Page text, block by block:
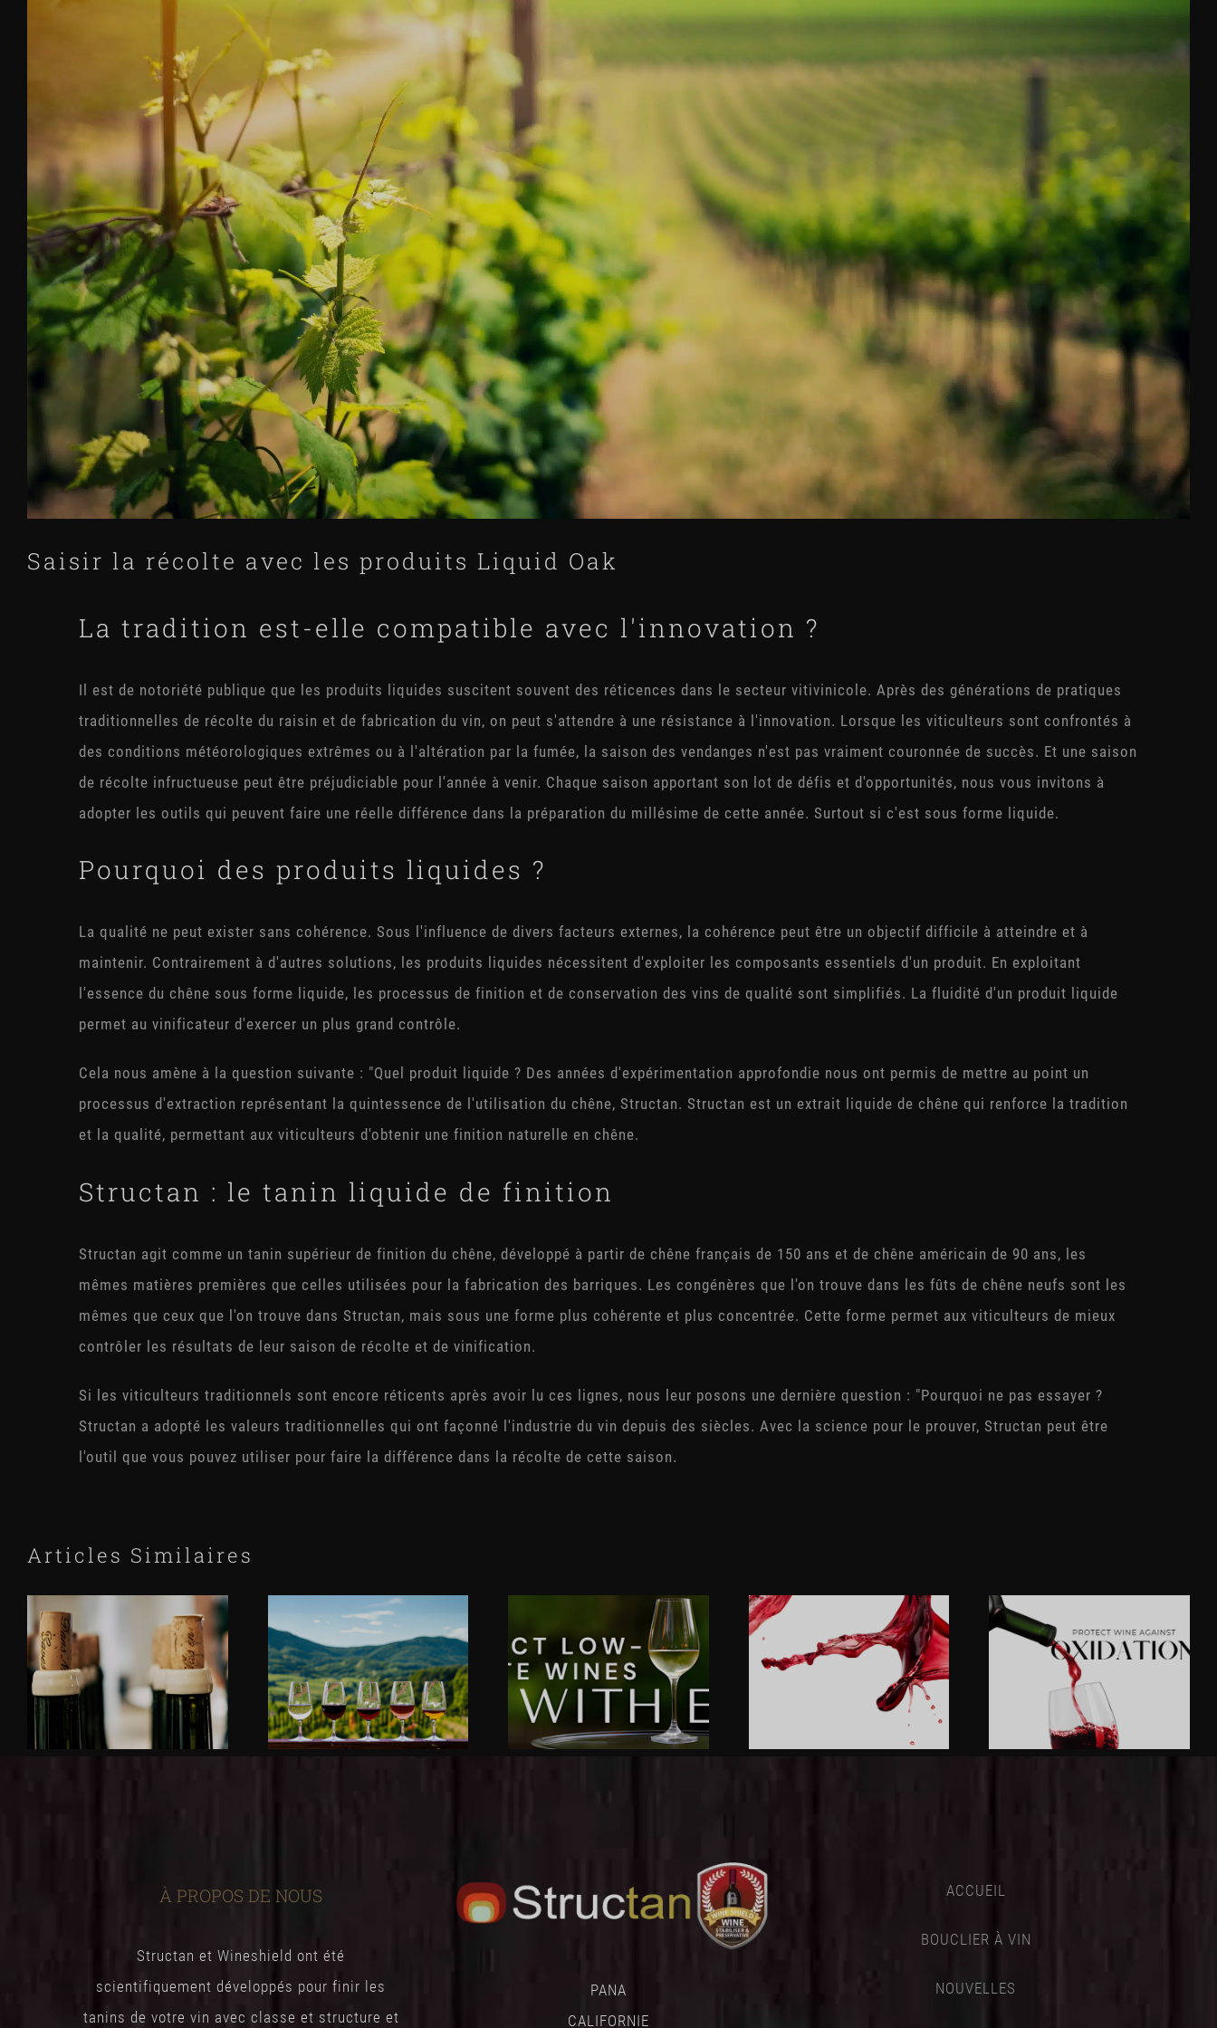
Saisir la récolte avec les produits Liquid Oak
La tradition est-elle compatible avec l'innovation ?
Il est de notoriété publique que les produits liquides suscitent souvent des réticences dans le secteur vitivinicole. Après des générations de pratiques
traditionnelles de récolte du raisin et de fabrication du vin, on peut s'attendre à une résistance à l'innovation. Lorsque les viticulteurs sont confrontés à
des conditions météorologiques extrêmes ou à l'altération par la fumée, la saison des vendanges n'est pas vraiment couronnée de succès. Et une saison
de récolte infructueuse peut être préjudiciable pour l'année à venir. Chaque saison apportant son lot de défis et d'opportunités, nous vous invitons à
adopter les outils qui peuvent faire une réelle différence dans la préparation du millésime de cette année. Surtout si c'est sous forme liquide.
Pourquoi des produits liquides ?
La qualité ne peut exister sans cohérence. Sous l'influence de divers facteurs externes, la cohérence peut être un objectif difficile à atteindre et à
maintenir. Contrairement à d'autres solutions, les produits liquides nécessitent d'exploiter les composants essentiels d'un produit. En exploitant
l'essence du chêne sous forme liquide, les processus de finition et de conservation des vins de qualité sont simplifiés. La fluidité d'un produit liquide
permet au vinificateur d'exercer un plus grand contrôle.
Cela nous amène à la question suivante : "Quel produit liquide ? Des années d'expérimentation approfondie nous ont permis de mettre au point un
processus d'extraction représentant la quintessence de l'utilisation du chêne, Structan. Structan est un extrait liquide de chêne qui renforce la tradition
et la qualité, permettant aux viticulteurs d'obtenir une finition naturelle en chêne.
Structan : le tanin liquide de finition
Structan agit comme un tanin supérieur de finition du chêne, développé à partir de chêne français de 150 ans et de chêne américain de 90 ans, les
mêmes matières premières que celles utilisées pour la fabrication des barriques. Les congénères que l'on trouve dans les fûts de chêne neufs sont les
mêmes que ceux que l'on trouve dans Structan, mais sous une forme plus cohérente et plus concentrée. Cette forme permet aux viticulteurs de mieux
contrôler les résultats de leur saison de récolte et de vinification.
Si les viticulteurs traditionnels sont encore réticents après avoir lu ces lignes, nous leur posons une dernière question : "Pourquoi ne pas essayer ?
Structan a adopté les valeurs traditionnelles qui ont façonné l'industrie du vin depuis des siècles. Avec la science pour le prouver, Structan peut être
l'outil que vous pouvez utiliser pour faire la différence dans la récolte de cette saison.
Articles Similaires
À PROPOS DE NOUS
Structan et Wineshield ont été
scientifiquement développés pour finir les
tanins de votre vin avec classe et structure et
PANA
CALIFORNIE
ACCUEIL
BOUCLIER À VIN
NOUVELLES